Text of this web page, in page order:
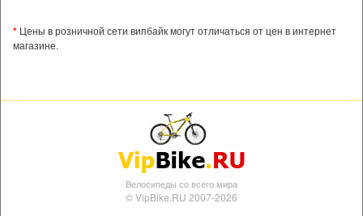
* Цены в розничной сети випбайк могут отличаться от цен в интернет
магазине.
Велосипеды со всего мира
© VipBike.RU 2007-2026